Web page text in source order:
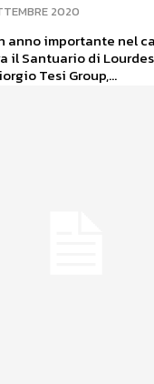
2020
anno importante nel
il Santuario di
Tesi Group,...